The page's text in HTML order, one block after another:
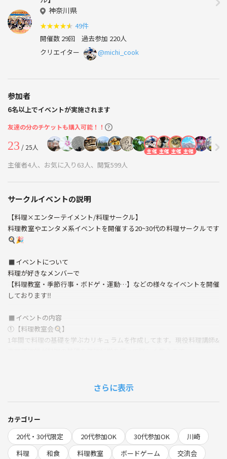
神奈川県
★★★★★ 49件
開催数 29回 過去参加 220人
クリエイター
@michi_cook
参加者
6名以上でイベントが実施されます
友達の分のチケットも購入可能！！
23 / 25人 主催 主催 主催 主催
主催者4人、お気に入り63人、閲覧599人
サークルイベントの説明
【料理×エンターテイメント/料理サークル】
料理教室やエンタメ系イベントを開催する20~30代の料理サークルです
🍳🎉
◼️イベントについて
料理が好きなメンバーで
【料理教室・季節行事・ボドゲ・運動…】などの様々なイベントを開催
しております‼️
◼️イベントの内容
①【料理教室会🍳】
1年間で料理の基礎を学ぶカリキュラムを作成してます。現役料理講師&
パン・ケーキ・お菓子などを一からみんなで手作り。待ち時間にボード
③【行事イベント🍖】
春は花見、夏はBBQ、冬はクリスマスパーティーなど、季節に沿ったイ
ベントを開催。コース料理会など本格的な料理イベントも。
さらに表示
カテゴリー
20代・30代限定
20代参加OK 30代参加OK
川崎
料理
和食 料理教室 ボードゲーム
交流会